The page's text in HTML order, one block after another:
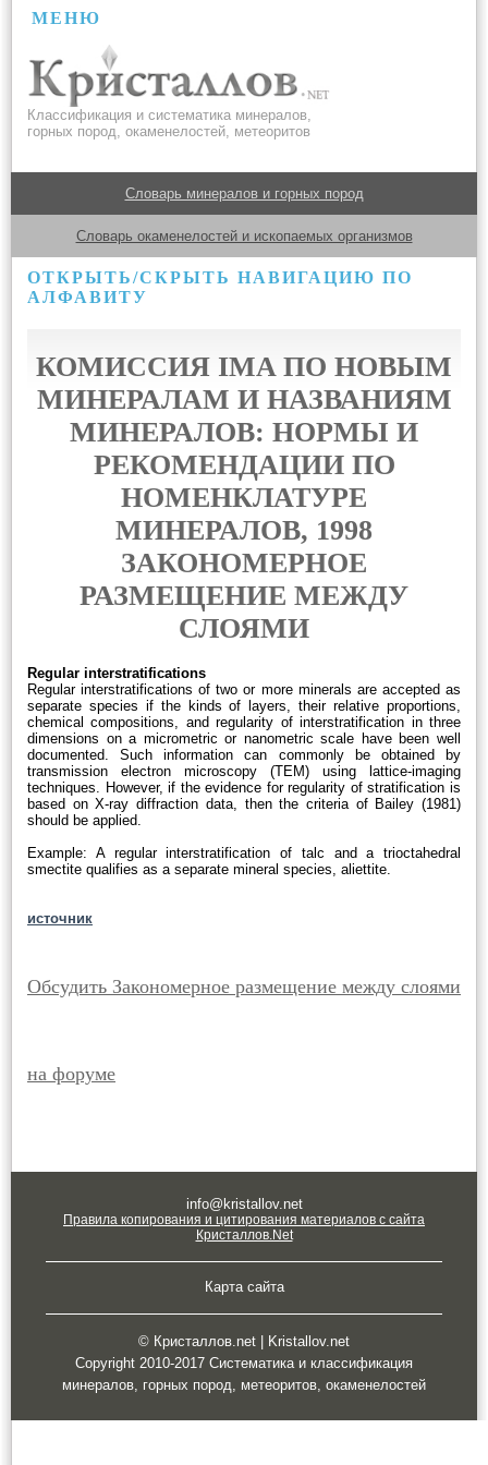
МЕНЮ
Классификация и систематика минералов,
горных пород, окаменелостей, метеоритов
Словарь минералов и горных пород
Словарь окаменелостей и ископаемых организмов
ОТКРЫТЬ/СКРЫТЬ НАВИГАЦИЮ ПО
АЛФАВИТУ
КОМИССИЯ IMA ПО НОВЫМ
МИНЕРАЛАМ И НАЗВАНИЯМ
МИНЕРАЛОВ: НОРМЫ И
РЕКОМЕНДАЦИИ ПО
НОМЕНКЛАТУРЕ
МИНЕРАЛОВ, 1998
ЗАКОНОМЕРНОЕ
РАЗМЕЩЕНИЕ МЕЖДУ
СЛОЯМИ
Regular interstratifications
Regular interstratifications of two or more minerals are accepted as
separate species if the kinds of layers, their relative proportions,
chemical compositions, and regularity of interstratification in three
dimensions on a micrometric or nanometric scale have been well
documented. Such information can commonly be obtained by
transmission electron microscopy (TEM) using lattice-imaging
techniques. However, if the evidence for regularity of stratification is
based on X-ray diffraction data, then the criteria of Bailey (1981)
should be applied.
Example: A regular interstratification of talc and a trioctahedral
smectite qualifies as a separate mineral species, aliettite.
источник
Обсудить Закономерное размещение между слоями
на форуме
info@kristallov.net
Правила копирования и цитирования материалов с сайта
Кристаллов.Net
Карта сайта
© Кристаллов.net | Kristallov.net
Copyright 2010-2017 Систематика и классификация
минералов, горных пород, метеоритов, окаменелостей